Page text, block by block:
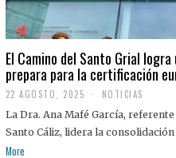
El Camino del Santo Grial
prepara para la certificación
22 AGOSTO, 2025
2
A
G
NOTICIAS
La Dra. Ana Mafé García,
Santo Cáliz, lidera la
More